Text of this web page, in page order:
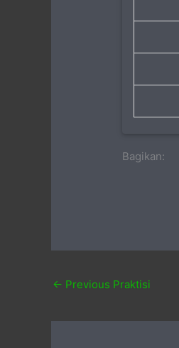
Bagikan:
← Previous Praktisi